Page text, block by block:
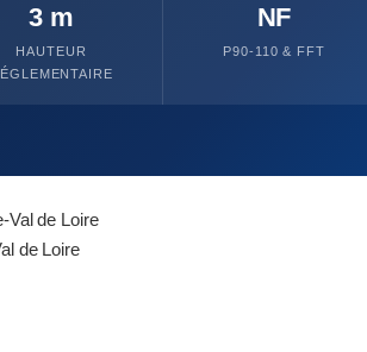
3 m
HAUTEUR
NF
P90-110 & FFT
de Loire
de Loire